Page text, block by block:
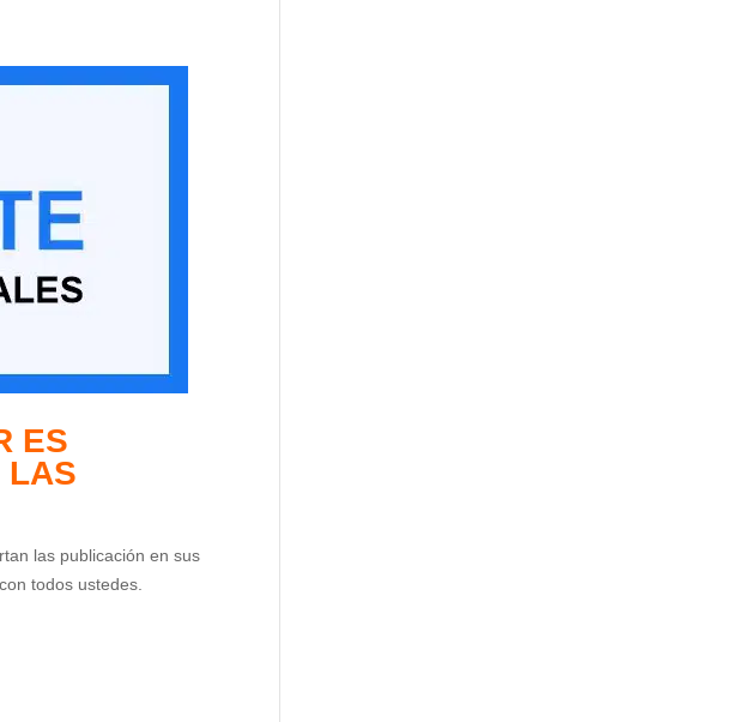
ES
LAS
las publicación en sus
todos ustedes.